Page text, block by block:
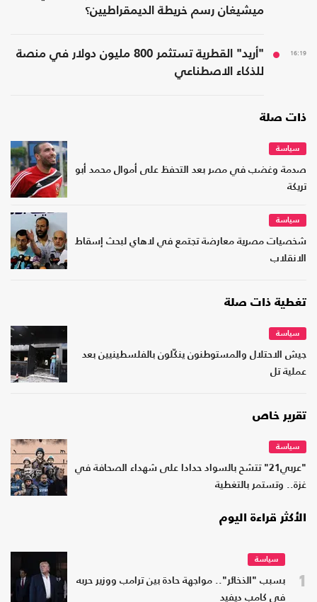
ميشيغان رسم خريطة الديمقراطيين؟
16:19
"أريد" القطرية تستثمر 800 مليون دولار في منصة
للذكاء الاصطناعي
ذات صلة
سياسة
صدمة وغضب في مصر بعد التحفظ على أموال محمد أبو
تريكة
سياسة
شخصيات مصرية معارضة تجتمع في لاهاي لبحث إسقاط
الانقلاب
تغطية ذات صلة
سياسة
جيش الاحتلال والمستوطنون ينكّلون بالفلسطينيين بعد
عملية تل
تقرير خاص
سياسة
"عربي21" تتشح بالسواد حدادا على شهداء الصحافة في
غزة.. وتستمر بالتغطية
الأكثر قراءة اليوم
1
سياسة
بسبب "الذخائر".. مواجهة حادة بين ترامب ووزير حربه
في كامب ديفيد